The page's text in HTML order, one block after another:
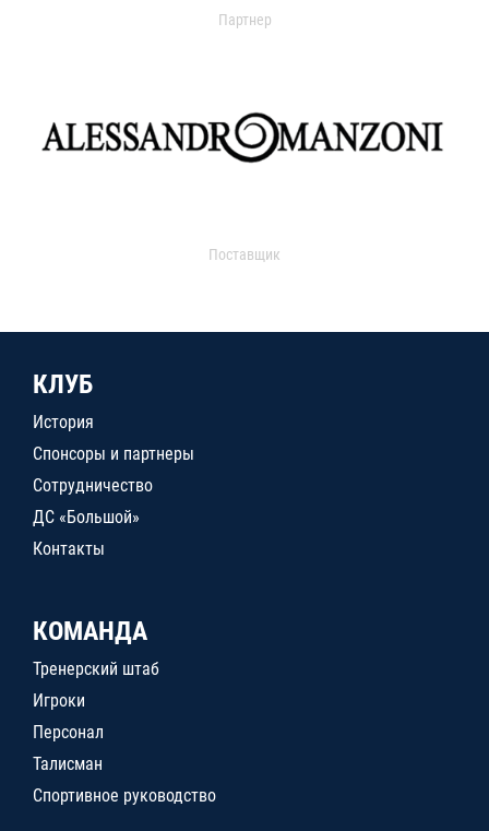
Партнер
Поставщик
КЛУБ
История
Спонсоры и партнеры
Сотрудничество
ДС «Большой»
Контакты
КОМАНДА
Тренерский штаб
Игроки
Персонал
Талисман
Спортивное руководство